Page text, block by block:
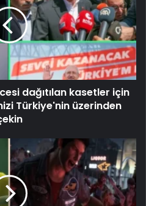
dağıtılan kasetler için
Türkiye'nin üzerinden